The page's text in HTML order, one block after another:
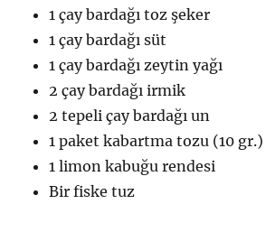
1 çay bardağı toz şeker
1 çay bardağı süt
1 çay bardağı zeytin yağı
2 çay bardağı irmik
2 tepeli çay bardağı un
1 paket kabartma tozu (10 gr.)
1 limon kabuğu rendesi
Bir fiske tuz